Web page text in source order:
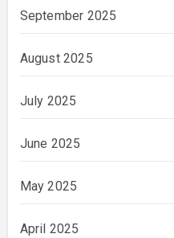
September 2025
August 2025
July 2025
June 2025
May 2025
April 2025